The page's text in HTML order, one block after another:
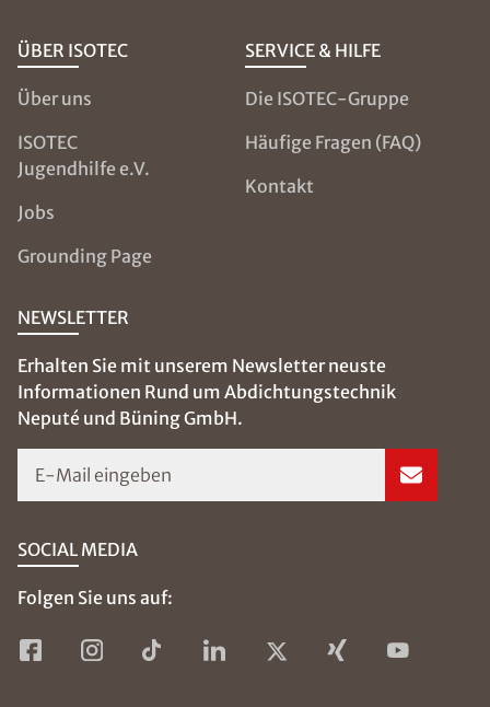
ÜBER ISOTEC
Über uns
ISOTEC
Jugendhilfe e.V.
Jobs
Grounding Page
SERVICE & HILFE
Die ISOTEC-Gruppe
Häufige Fragen (FAQ)
Kontakt
NEWSLETTER
Erhalten Sie mit unserem Newsletter neuste
Informationen Rund um Abdichtungstechnik
Neputé und Büning GmbH.
E-Mail eingeben
SOCIAL MEDIA
Folgen Sie uns auf: